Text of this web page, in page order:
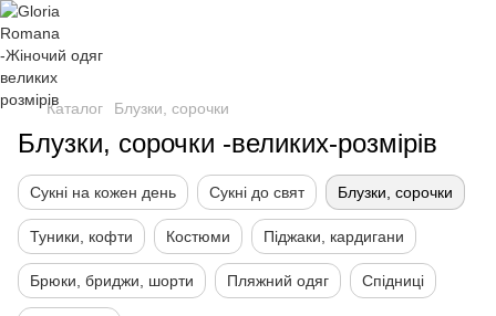
Каталог Блузки, сорочки
Блузки, сорочки -великих-розмірів
Сукні на кожен день Сукні до свят Блузки, сорочки
Туники, кофти Костюми Піджаки, кардигани
Брюки, бриджи, шорти Пляжний одяг Спідниці